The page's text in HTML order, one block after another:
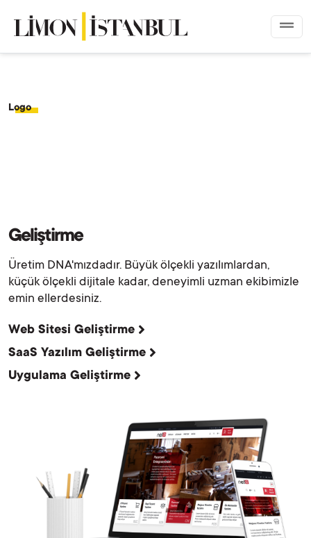
Logo
Geliştirme
Üretim DNA'mızdadır. Büyük ölçekli yazılımlardan,
küçük ölçekli dijitale kadar, deneyimli uzman ekibimizle
emin ellerdesiniz.
Web Sitesi Geliştirme
SaaS Yazılım Geliştirme
Uygulama Geliştirme